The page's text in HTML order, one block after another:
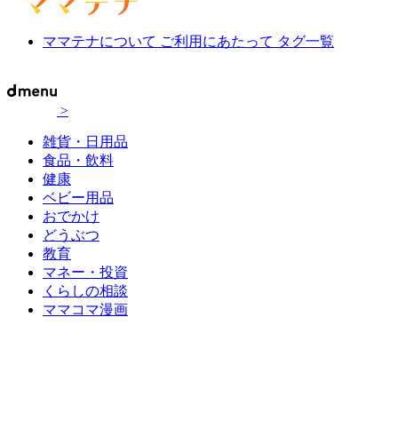
ママテナについて ご利用にあたって タグ一覧
>
雑貨・日用品
食品・飲料
健康
ベビー用品
おでかけ
どうぶつ
教育
マネー・投資
くらしの相談
ママコマ漫画